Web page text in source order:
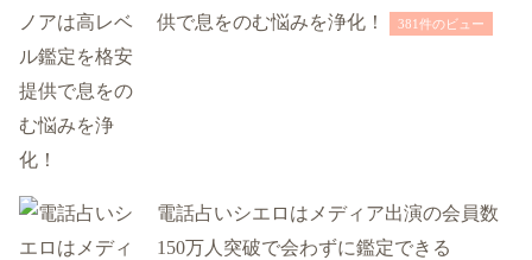
供で息をのむ悩みを浄化！
381件のビュー
電話占いシエロはメディア出演の会員数
150万人突破で会わずに鑑定できる